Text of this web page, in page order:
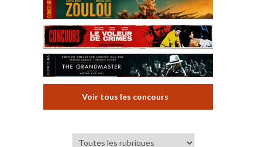
Voir tous les concours